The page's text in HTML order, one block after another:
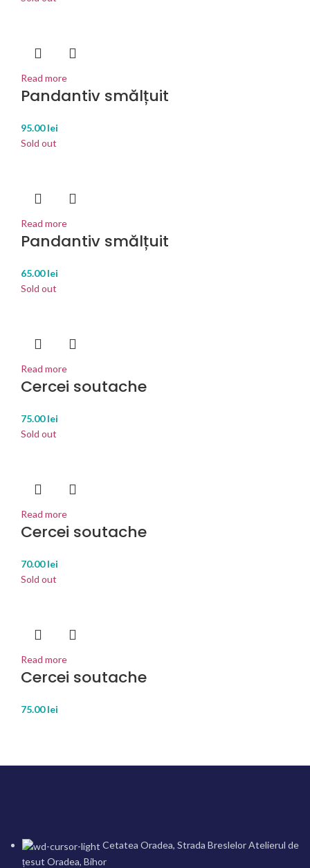
Read more
Pandantiv smălțuit
95.00lei
Sold out
Read more
Pandantiv smălțuit
65.00lei
Sold out
Read more
Cercei soutache
75.00lei
Sold out
Read more
Cercei soutache
70.00lei
Sold out
Read more
Cercei soutache
75.00lei
Cetatea Oradea, Strada Breslelor Atelierul de
țesut Oradea, Bihor